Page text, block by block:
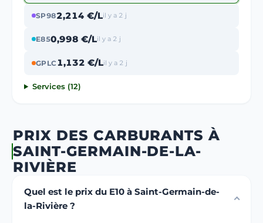
SP982,214 €/Lil y a 2 j
E850,998 €/Lil y a 2 j
GPLC1,132 €/Lil y a 2 j
Services (12)
PRIX DES CARBURANTS À
SAINT-GERMAIN-DE-LA-
RIVIÈRE
Quel est le prix du E10 à Saint-Germain-de-
la-Rivière ?